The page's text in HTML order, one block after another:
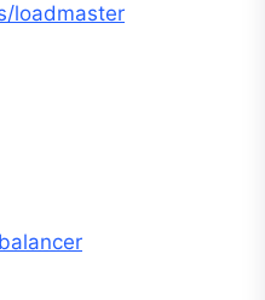
loadmaster